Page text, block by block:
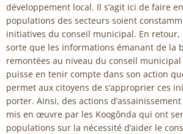
développement local. Il s’agit ici de faire
populations des secteurs soient
initiatives du conseil municipal. En
sorte que les informations émanant de la
remontées au niveau du conseil
puisse en tenir compte dans son action
permet aux citoyens de s’approprier ces
porter. Ainsi, des actions
mis en œuvre par les Koogônda qui ont
populations sur la nécessité d’aider le